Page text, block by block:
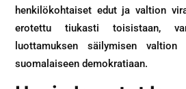
henkilökohtaiset edut ja valtion
erotettu tiukasti toisistaan,
luottamuksen säilymisen
suomalaiseen demokratiaan.